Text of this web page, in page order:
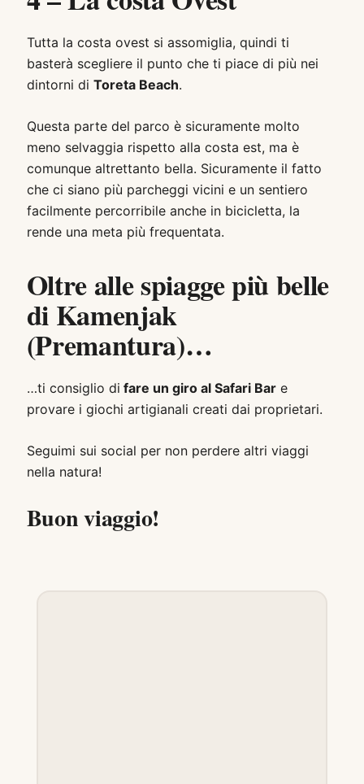
Tutta la costa ovest si assomiglia, quindi ti
basterà scegliere il punto che ti piace di più nei
dintorni di Toreta Beach.
Questa parte del parco è sicuramente molto
meno selvaggia rispetto alla costa est, ma è
comunque altrettanto bella. Sicuramente il fatto
che ci siano più parcheggi vicini e un sentiero
facilmente percorribile anche in bicicletta, la
rende una meta più frequentata.
Oltre alle spiagge più belle
di Kamenjak
(Premantura)…
…ti consiglio di fare un giro al Safari Bare
provare i giochi artigianali creati dai proprietari.
Seguimi sui social per non perdere altri viaggi
nella natura!
Buon viaggio!